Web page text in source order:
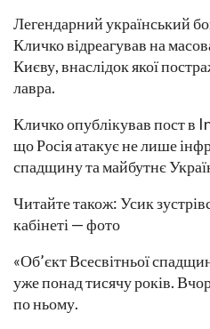
Легендарний український
Кличко відреагував на
Києву, внаслідок якої
лавра.
Кличко опублікував пост в
що Росія атакує не лише
спадщину та майбутнє
Читайте також: Усик
кабінеті — фото
«Об’єкт Всесвітньої
уже понад тисячу років.
по ньому.